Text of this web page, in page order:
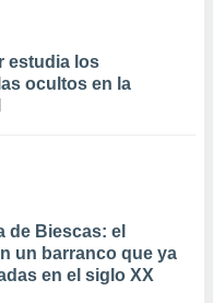
estudia los
ocultos en la
de Biescas: el
un barranco que ya
en el siglo XX